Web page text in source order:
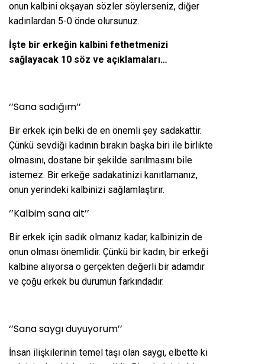
onun kalbini okşayan sözler söylerseniz, diğer
kadınlardan 5-0 önde olursunuz.
İşte bir erkeğin kalbini fethetmenizi
sağlayacak 10 söz ve açıklamaları…
‘’Sana sadığım’’
Bir erkek için belki de en önemli şey sadakattir.
Çünkü sevdiği kadının bırakın başka biri ile birlikte
olmasını, dostane bir şekilde sarılmasını bile
istemez. Bir erkeğe sadakatinizi kanıtlamanız,
onun yerindeki kalbinizi sağlamlaştırır.
‘’Kalbim sana ait’’
Bir erkek için sadık olmanız kadar, kalbinizin de
onun olması önemlidir. Çünkü bir kadın, bir erkeği
kalbine alıyorsa o gerçekten değerli bir adamdır
ve çoğu erkek bu durumun farkındadır.
‘’Sana saygı duyuyorum’’
İnsan ilişkilerinin temel taşı olan saygı, elbette ki